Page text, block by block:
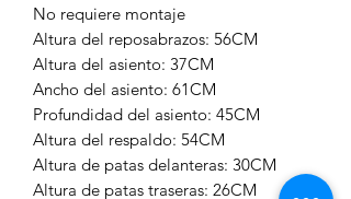
No requiere montaje
Altura del reposabrazos: 56CM
Altura del asiento: 37CM
Ancho del asiento: 61CM
Profundidad del asiento: 45CM
Altura del respaldo: 54CM
Altura de patas delanteras: 30CM
Altura de patas traseras: 26CM